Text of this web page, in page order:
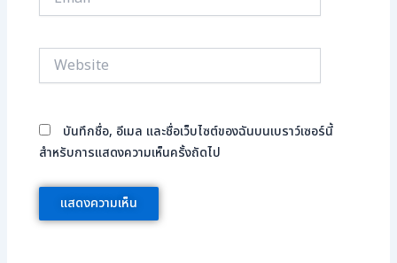
Website
บันทึกชื่อ, อีเมล และชื่อเว็บไซต์ของฉันบนเบราว์เซอร์นี้
สำหรับการแสดงความเห็นครั้งถัดไป